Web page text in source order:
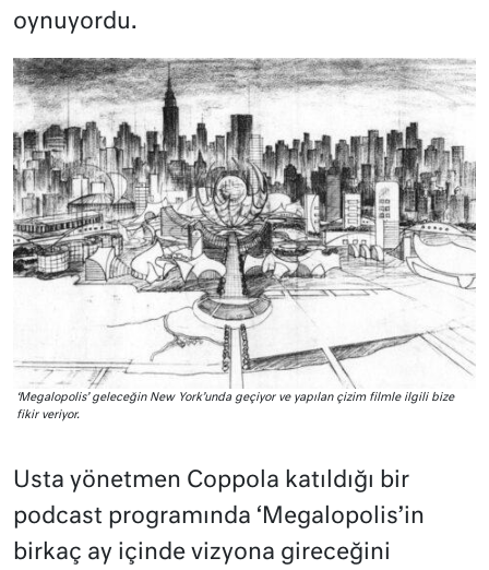
oynuyordu.
‘Megalopolis’ geleceğin New York’unda geçiyor ve yapılan çizim filmle ilgili bize
fikir veriyor.
Usta yönetmen Coppola katıldığı bir
podcast programında ‘Megalopolis’in
birkaç ay içinde vizyona gireceğini